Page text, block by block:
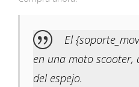
El
en una moto
del espejo.